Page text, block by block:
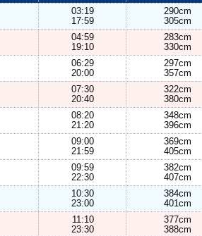
03:19
17:59
290cm
305cm
04:59
19:10
283cm
330cm
06:29
20:00
297cm
357cm
07:30
20:40
322cm
380cm
08:20
21:20
348cm
396cm
09:00
21:59
369cm
405cm
09:59
22:30
382cm
407cm
10:30
23:00
384cm
401cm
11:10
23:30
377cm
388cm